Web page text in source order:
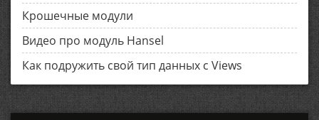
Крошечные модули
Видео про модуль Hansel
Как подружить свой тип данных с Views